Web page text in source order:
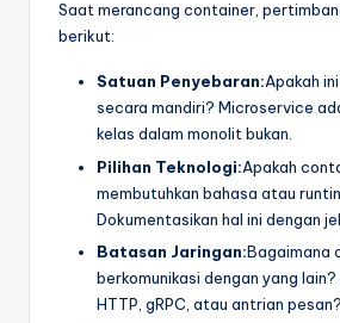
Saat merancang container,
berikut:
Satuan Penyebaran:Apakah
secara mandiri? Microservice
kelas dalam monolit bukan.
Pilihan Teknologi:Apakah
membutuhkan bahasa atau
Dokumentasikan hal ini dengan
Batasan Jaringan:Bagaimana
berkomunikasi dengan yang
HTTP, gRPC, atau antrian pesan?